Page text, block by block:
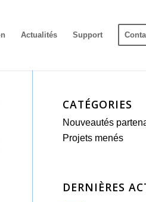
Actualités Support
CATÉGORIES
Nouveautés
Projets menés
DERNIÈRES